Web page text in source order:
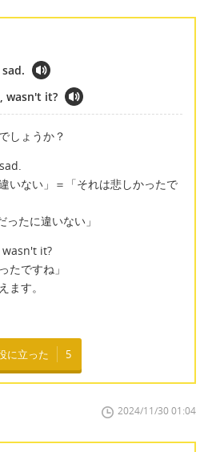
wasn't it?
しょうか？
いない」＝「それは悲しかったで
たに違いない」
it?
たですね」
ます。
に立った 5
2024/11/30 01:04